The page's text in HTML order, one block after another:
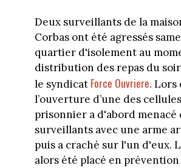
Deux surveillants de la
Corbas ont été agressés
quartier d'isolement au
distribution des repas du
le syndicat Force Ouvriere. Lors
l’ouverture d’une des
prisonnier a d'abord menacé
surveillants avec une arme
puis a craché sur l'un d'eux.
alors été placé en